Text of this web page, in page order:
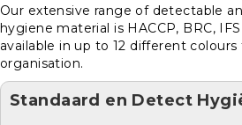
Our extensive range of detectable
hygiene material is HACCP, BRC,
available in up to 12 different
organisation.
Standaard en Detect